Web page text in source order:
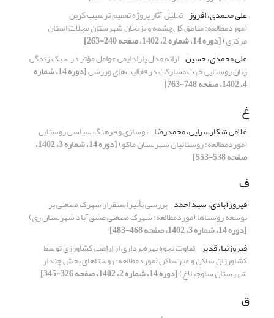
علی محمدی، افروز تحلیل آثار پروژه تعمیم ترسیب کربن
(موردمطالعه: مناطق گل‌چشمه و بزیجان شهرستان محلات استان
مرکزی)[دوره 14، شماره 2، 1402، صفحه 240-263]
علی محمدی، حسین ارائه مدل پارادایمی عوامل مؤثر در سبک زندگی
زنان روستایی جهت مشارکت در فعالیت‌های ورزشی [دوره 14، شماره
4، 1402، صفحه 748-763]
غ
غلامی شکارسرایی، محمدرضا نوسازی و فرهنگ سیاسی روستایی
(موردمطالعه: روستائیان شهرستان ماکو) [دوره 14، شماره 3، 1402،
صفحه 538-553]
ف
فیروزآبادی، سید احمد بررسی تأثیر استقرار شهرک صنعتی بر
توسعه روستاها (موردمطالعه: شهرک صنعتی عشق‌آباد شهرستان ری)
[دوره 14، شماره 3، 1402، صفحه 468-483]
فیروزنیا، قدیر تفاوت نحوه بهره‌برداری از اراضی کشاورزی توسط
کشاورزان ساکن و غیرساکن (موردمطالعه: روستاهای بخش چندار
شهرستان ساوجبلاغ)[دوره 14، شماره 2، 1402، صفحه 326-345]
ق